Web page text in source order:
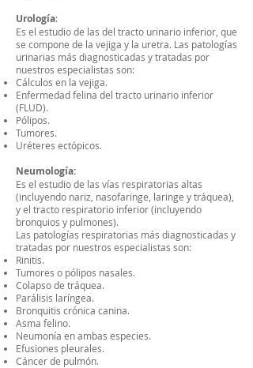
Urología:
Es el estudio de las del tracto urinario inferior, que
se compone de la vejiga y la uretra. Las patologías
urinarias más diagnosticadas y tratadas por
nuestros especialistas son:
Cálculos en la vejiga.
Enfermedad felina del tracto urinario inferior
(FLUD).
Pólipos.
Tumores.
Uréteres ectópicos.
Neumología:
Es el estudio de las vías respiratorias altas
(incluyendo nariz, nasofaringe, laringe y tráquea),
y el tracto respiratorio inferior (incluyendo
bronquios y pulmones).
Las patologías respiratorias más diagnosticadas y
tratadas por nuestros especialistas son:
Rinitis.
Tumores o pólipos nasales.
Colapso de tráquea.
Parálisis laríngea.
Bronquitis crónica canina.
Asma felino.
Neumonía en ambas especies.
Efusiones pleurales.
Cáncer de pulmón.